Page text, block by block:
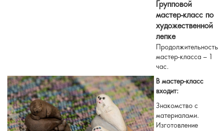
Групповой
мастер-класс по
художественной
лепке
Продолжительность
мастер-класса – 1
час.
В мастер-класс
входит:
Знакомство с
материалами.
Изготовление